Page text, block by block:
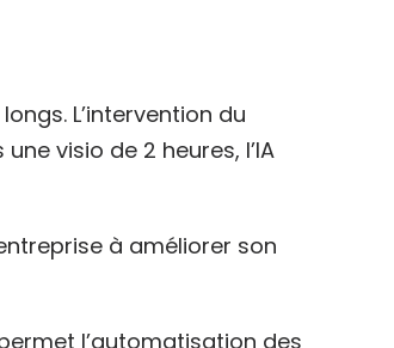
L’intervention du
visio de 2 heures, l’IA
à améliorer son
l’automatisation des